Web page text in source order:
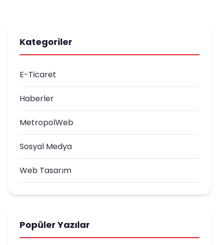
Kategoriler
E-Ticaret
Haberler
MetropolWeb
Sosyal Medya
Web Tasarım
Popüler Yazılar